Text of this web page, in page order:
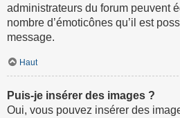
administrateurs du forum peuvent
nombre d’émoticônes qu’il est
message.
Haut
Puis-je insérer des images ?
Oui, vous pouvez insérer des